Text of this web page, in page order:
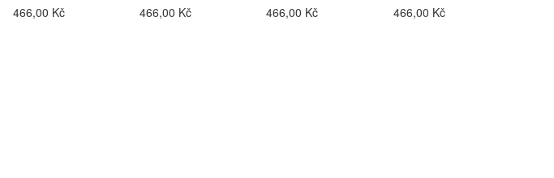
466,00 Kč 466,00 Kč 466,00 Kč
466,00 Kč